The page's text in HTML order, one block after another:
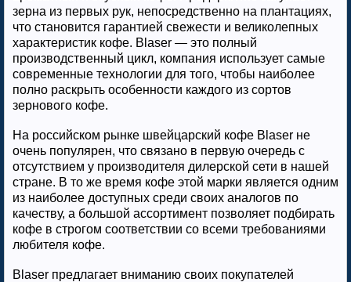
зерна из первых рук, непосредственно на плантациях,
что становится гарантией свежести и великолепных
характеристик кофе. Blaser — это полный
производственный цикл, компания использует самые
современные технологии для того, чтобы наиболее
полно раскрыть особенности каждого из сортов
зернового кофе.
На российском рынке швейцарский кофе Blaser не
очень популярен, что связано в первую очередь с
отсутствием у производителя дилерской сети в нашей
стране. В то же время кофе этой марки является одним
из наиболее доступных среди своих аналогов по
качеству, а большой ассортимент позволяет подбирать
кофе в строгом соответствии со всеми требованиями
любителя кофе.
Blaser предлагает вниманию своих покупателей